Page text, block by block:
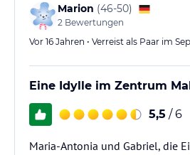
Marion (46-50)
2 Bewertungen
Vor 16 Jahren • Verreist als Paar im
Eine Idylle im Zentrum
5,5 / 6
Maria-Antonia und Gabriel, die